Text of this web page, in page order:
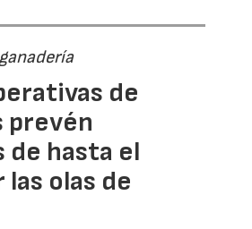
de
prevén
de hasta el
olas de